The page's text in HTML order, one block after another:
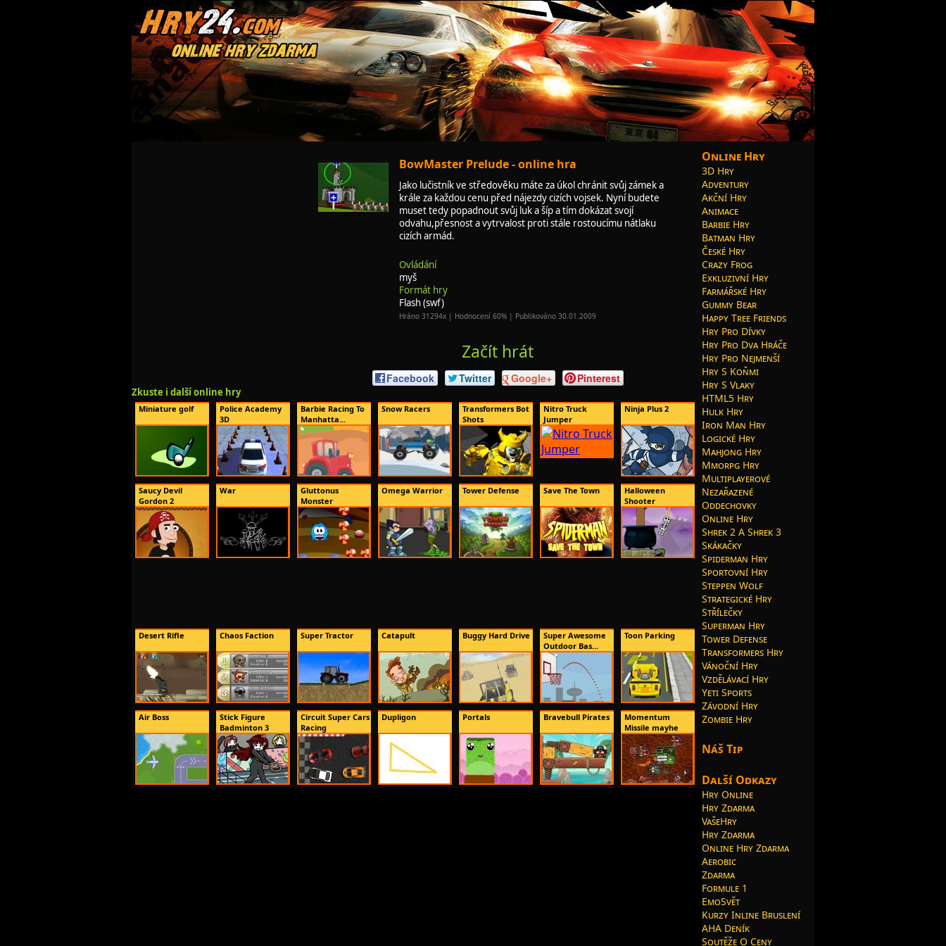
BowMaster Prelude - online hra
Jako lučistník ve středověku máte za úkol chránit svůj zámek a
krále za každou cenu před nájezdy cizích vojsek. Nyní budete
muset tedy popadnout svůj luk a šíp a tím dokázat svojí
odvahu,přesnost a vytrvalost proti stále rostoucímu nátlaku
cizích armád.
Ovládání
myš
Formát hry
Flash (swf)
Hráno 31294x | Hodnocení 60% | Publikováno 30.01.2009
Začít hrát
Facebook Twitter Google+ Pinterest
Zkuste i další online hry
Miniature golf
Police Academy
3D
Barbie Racing To
Manhatta...
Snow Racers
Transformers Bot
Shots
Nitro Truck
Jumper
Ninja Plus 2
Saucy Devil
Gordon 2
War
Gluttonus
Monster
Omega Warrior Tower Defense Save The Town
Halloween
Shooter
Desert Rifle Chaos Faction Super Tractor Catapult Buggy Hard Drive
Super Awesome
Outdoor Bas...
Toon Parking
Air Boss
Stick Figure
Badminton 3
Circuit Super Cars
Racing
Dupligon Portals Bravebull Pirates
Momentum
Missile mayhe
Online Hry
3D Hry
Adventury
Akční Hry
Animace
Barbie Hry
Batman Hry
České Hry
Crazy Frog
Exkluzivní Hry
Farmářské Hry
Gummy Bear
Happy Tree Friends
Hry Pro Dívky
Hry Pro Dva Hráče
Hry Pro Nejmenší
Hry S Koňmi
Hry S Vlaky
HTML5 Hry
Hulk Hry
Iron Man Hry
Logické Hry
Mahjong Hry
Mmorpg Hry
Multiplayerové
Nezařazené
Oddechovky
Online Hry
Shrek 2 A Shrek 3
Skákačky
Spiderman Hry
Sportovní Hry
Steppen Wolf
Strategické Hry
Střílečky
Superman Hry
Tower Defense
Transformers Hry
Vánoční Hry
Vzdělávací Hry
Yeti Sports
Závodní Hry
Zombie Hry
Náš Tip
Další Odkazy
Hry Online
Hry Zdarma
VašeHry
Hry Zdarma
Online Hry Zdarma
Aerobic
Zdarma
Formule 1
EmoSvět
Kurzy Inline Bruslení
AHA Deník
Soutěže O Ceny